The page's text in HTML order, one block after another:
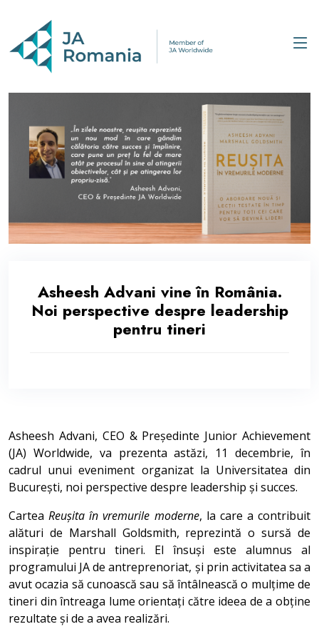
Asheesh Advani vine în România.
Noi perspective despre leadership
pentru tineri
Asheesh Advani, CEO & Președinte Junior Achievement
(JA) Worldwide, va prezenta astăzi, 11 decembrie, în
cadrul unui eveniment organizat la Universitatea din
București, noi perspective despre leadership și succes.
CarteaReușita în vremurile moderne, la care a contribuit
alături de Marshall Goldsmith, reprezintă o sursă de
inspirație pentru tineri. El însuși este alumnus al
programului JA de antreprenoriat, și prin activitatea sa a
avut ocazia să cunoască sau să întâlnească o mulțime de
tineri din întreaga lume orientați către ideea de a obține
rezultate și de a avea realizări.